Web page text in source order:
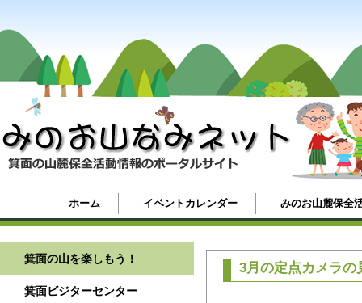
ホーム イベントカレンダー みのお山麓保全
箕面の山を楽しもう！
箕面ビジターセンター
3月の定点カメラの